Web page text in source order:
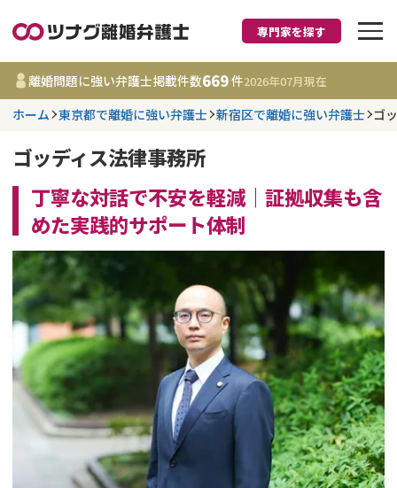
離婚に強い弁護士
都道府県を選択
更新日 :2026年07月31日
相談内容で探す
離婚前相談
離婚裁判
DV
不貞・不倫慰謝料請求
養育費問題
費用相場
コラム
財産分与
養育費
離婚裁判
専門家を探す
離婚問題に強い弁護士掲載件数669件2026年07月現在
ホーム 東京都で離婚に強い弁護士 新宿区で離婚に強い弁護士 ゴ
ゴッディス法律事務所
丁寧な対話で不安を軽減｜証拠収集も含
めた実践的サポート体制